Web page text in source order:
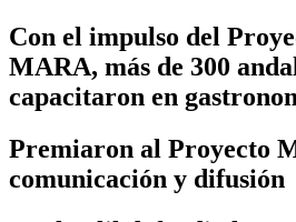
Con el impulso del
MARA, más de 300
capacitaron en
Premiaron al Proyecto
comunicación y difusión